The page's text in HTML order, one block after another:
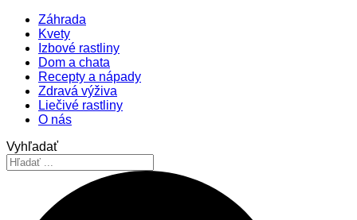
Záhrada
Kvety
Izbové rastliny
Dom a chata
Recepty a nápady
Zdravá výživa
Liečivé rastliny
O nás
Vyhľadať